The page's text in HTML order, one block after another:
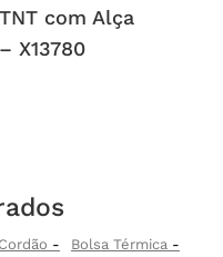
TNT com Alça
– X13780
Cordão
Bolsa Térmica